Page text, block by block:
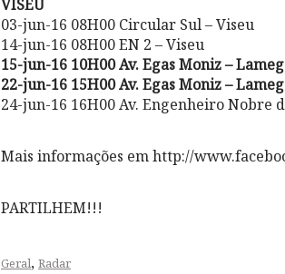
VISEU
03-jun-16 08H00 Circular Sul – Viseu
14-jun-16 08H00 EN 2 – Viseu
15-jun-16 10H00 Av. Egas Moniz –
22-jun-16 15H00 Av. Egas Moniz –
24-jun-16 16H00 Av. Engenheiro Nobre
Mais informações em http://
PARTILHEM!!!
Geral, Radar